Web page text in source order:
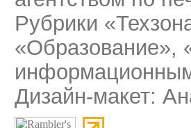
Рубрики
«Образование»,
Дизайн-макет: